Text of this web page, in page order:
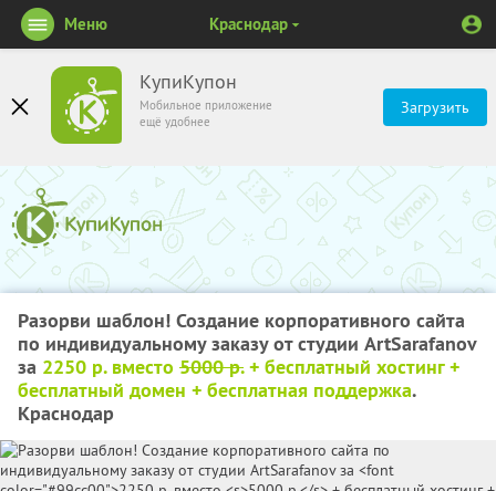
КупиКупон
Мобильное приложение
ещё удобнее
Загрузить
Меню Краснодар
Разорви шаблон! Создание корпоративного сайта
по индивидуальному заказу от студии ArtSarafanov
за 2250 р. вместо 5000 р.+ бесплатный хостинг +
бесплатный домен + бесплатная поддержка.
Краснодар